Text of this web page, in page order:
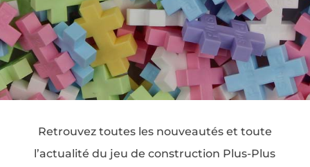
Retrouvez toutes les nouveautés et toute
l’actualité du jeu de construction Plus-Plus